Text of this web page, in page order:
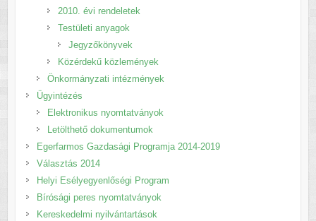
2010. évi rendeletek
Testületi anyagok
Jegyzőkönyvek
Közérdekű közlemények
Önkormányzati intézmények
Ügyintézés
Elektronikus nyomtatványok
Letölthető dokumentumok
Egerfarmos Gazdasági Programja 2014-2019
Választás 2014
Helyi Esélyegyenlőségi Program
Bírósági peres nyomtatványok
Kereskedelmi nyilvántartások